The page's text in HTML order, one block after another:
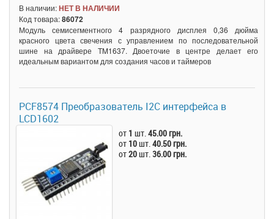
В наличии:НЕТ В НАЛИЧИИ
Код товара:86072
Модуль семисегментного 4 разрядного дисплея 0,36 дюйма
красного цвета свечения с управлением по последовательной
шине на драйвере TM1637. Двоеточие в центре делает его
идеальным вариантом для создания часов и таймеров
PCF8574 Преобразователь I2C интерфейса в
LCD1602
от 1 шт.45.00 грн.
от 10шт.40.50 грн.
от20шт.36.00 грн.